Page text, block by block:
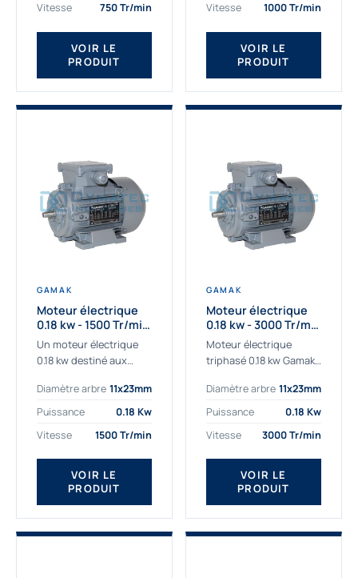
moteur de
qualité Gamak...
Vitesse
750 Tr/min
VOIR LE
PRODUIT
assemblons et
fournissons des
moteurs asynchrones
depuis de
nombreuses...
Vitesse
1000 Tr/min
VOIR LE
PRODUIT
GAMAK
Moteur électrique
0.18 kw - 1500 Tr/min
- 230/400V - IE2
Un moteur électrique
0.18 kw destiné aux
exigeantes. Fort de
nombreuses années
détermination et la
fourniture...
Diamètre arbre 11x23mm
Puissance
0.18 Kw
Vitesse
1500 Tr/min
VOIR LE
PRODUIT
GAMAK
Moteur électrique
0.18 kw - 3000 Tr/min
- 230/400V - IE2
Moteur électrique
triphasé 0.18 kw Gamak,
professionnelle
indispensable à vos
Fournisseur Français
des moteurs
électriques Gamak,
nous proposons
exclusivement des...
Diamètre arbre 11x23mm
Puissance
0.18 Kw
Vitesse
3000 Tr/min
VOIR LE
PRODUIT